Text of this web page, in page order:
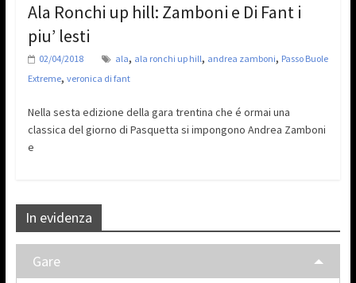
Ala Ronchi up hill: Zamboni e Di Fant i
piu’ lesti
02/04/2018 ala, ala ronchi up hill, andrea zamboni, Passo Buole
Extreme, veronica di fant
Nella sesta edizione della gara trentina che é ormai una
classica del giorno di Pasquetta si impongono Andrea Zamboni
e
In evidenza
Gare